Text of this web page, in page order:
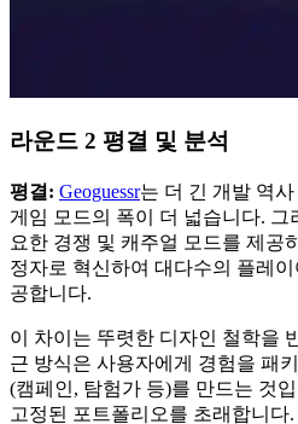
라운드 2 평결 및 분석
평결: Geoguessr는 더 긴 개발 역
게임 모드의 폭이 더 넓습니다. 그
요한 경쟁 및 캐주얼 모드를 제공
정자로 혁신하여 대다수의 플레
공합니다.
이 차이는 뚜렷한 디자인 철학을
근 방식은 사용자에게 경험을 패
(캠페인, 탐험가 등)를 만드는 것
고정된 포트폴리오를 초래합니다.